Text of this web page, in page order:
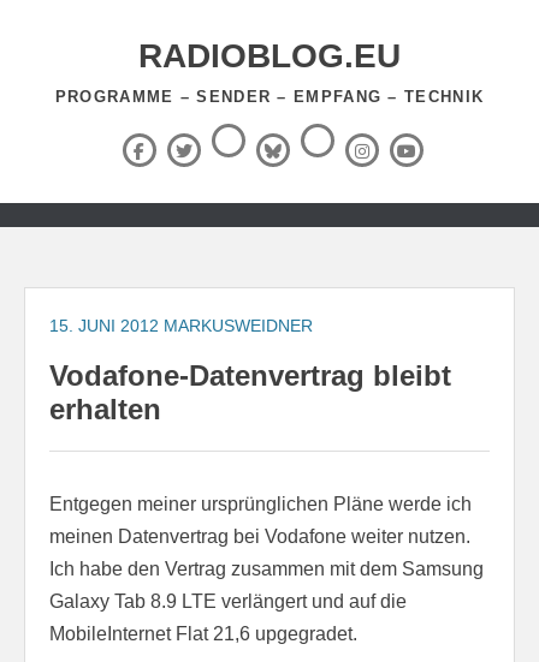
RADIOBLOG.EU
PROGRAMME – SENDER – EMPFANG – TECHNIK
Facebook
X
(Twitter)
ThreadsBlueSky
RSS-
Feed InstagramYouTube
Zum
springen
15. JUNI 2012 MARKUSWEIDNER
Vodafone-Datenvertrag bleibt
erhalten
Entgegen meiner ursprünglichen Pläne werde ich
meinen Datenvertrag bei Vodafone weiter nutzen.
Ich habe den Vertrag zusammen mit dem Samsung
Galaxy Tab 8.9 LTE verlängert und auf die
MobileInternet Flat 21,6 upgegradet.